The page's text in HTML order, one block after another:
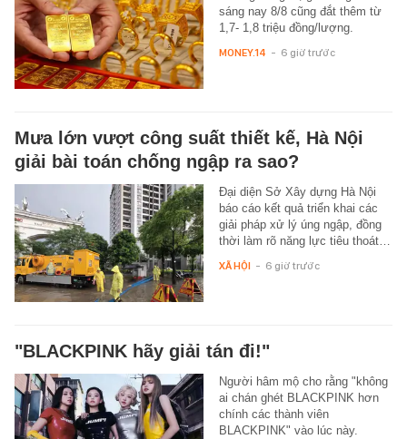
sáng nay 8/8 cũng đắt thêm từ
1,7- 1,8 triệu đồng/lượng.
MONEY.14 - 6 giờ trước
Mưa lớn vượt công suất thiết kế, Hà Nội
giải bài toán chống ngập ra sao?
Đại diện Sở Xây dựng Hà Nội
báo cáo kết quả triển khai các
giải pháp xử lý úng ngập, đồng
thời làm rõ năng lực tiêu thoát…
XÃ HỘI - 6 giờ trước
"BLACKPINK hãy giải tán đi!"
Người hâm mộ cho rằng "không
ai chán ghét BLACKPINK hơn
chính các thành viên
BLACKPINK" vào lúc này.